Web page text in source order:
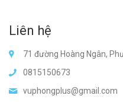
Liên hệ
71 đường Hoàng Ngân,
0815150673
vuphongplus@gmail.com